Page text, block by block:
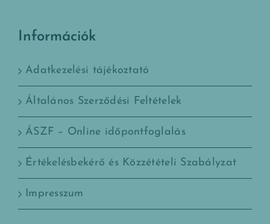
Információk
Adatkezelési tájékoztató
Általános Szerződési Feltételek
ÁSZF – Online időpontfoglalás
Értékelésbekérő és Közzétételi Szabályzat
Impresszum